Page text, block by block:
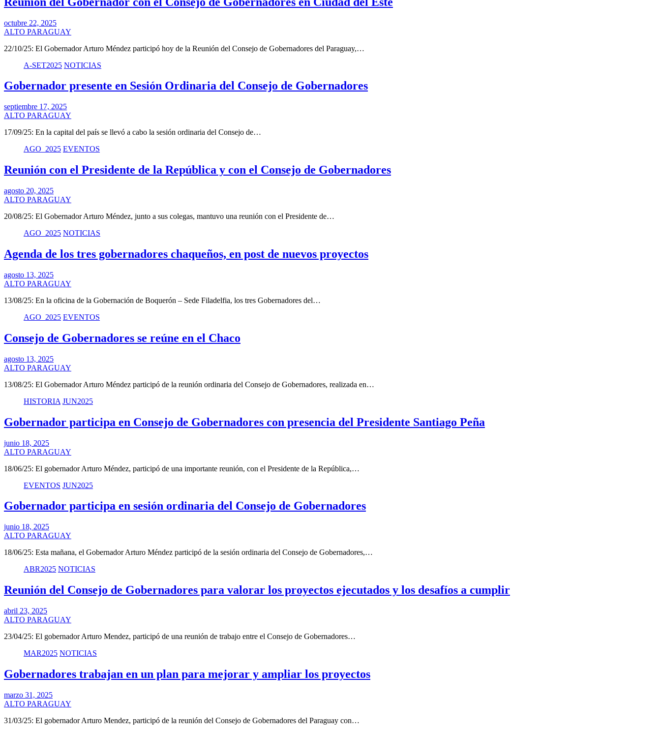
octubre 22, 2025
ALTO PARAGUAY
22/10/25: El Gobernador Arturo Méndez participó hoy de la Reunión del Consejo de Gobernadores del Paraguay,…
A-SET2025 NOTICIAS
Gobernador presente en Sesión Ordinaria del Consejo de Gobernadores
septiembre 17, 2025
ALTO PARAGUAY
17/09/25: En la capital del país se llevó a cabo la sesión ordinaria del Consejo de…
AGO_2025 EVENTOS
Reunión con el Presidente de la República y con el Consejo de Gobernadores
agosto 20, 2025
ALTO PARAGUAY
20/08/25: El Gobernador Arturo Méndez, junto a sus colegas, mantuvo una reunión con el Presidente de…
AGO_2025 NOTICIAS
Agenda de los tres gobernadores chaqueños, en post de nuevos proyectos
agosto 13, 2025
ALTO PARAGUAY
13/08/25: En la oficina de la Gobernación de Boquerón – Sede Filadelfia, los tres Gobernadores del…
AGO_2025 EVENTOS
Consejo de Gobernadores se reúne en el Chaco
agosto 13, 2025
ALTO PARAGUAY
13/08/25: El Gobernador Arturo Méndez participó de la reunión ordinaria del Consejo de Gobernadores, realizada en…
HISTORIA JUN2025
Gobernador participa en Consejo de Gobernadores con presencia del Presidente Santiago Peña
junio 18, 2025
ALTO PARAGUAY
18/06/25: El gobernador Arturo Méndez, participó de una importante reunión, con el Presidente de la República,…
EVENTOS JUN2025
Gobernador participa en sesión ordinaria del Consejo de Gobernadores
junio 18, 2025
ALTO PARAGUAY
18/06/25: Esta mañana, el Gobernador Arturo Méndez participó de la sesión ordinaria del Consejo de Gobernadores,…
ABR2025 NOTICIAS
Reunión del Consejo de Gobernadores para valorar los proyectos ejecutados y los desafíos a cumplir
abril 23, 2025
ALTO PARAGUAY
23/04/25: El gobernador Arturo Mendez, participó de una reunión de trabajo entre el Consejo de Gobernadores…
MAR2025 NOTICIAS
Gobernadores trabajan en un plan para mejorar y ampliar los proyectos
marzo 31, 2025
ALTO PARAGUAY
31/03/25: El gobernador Arturo Mendez, participó de la reunión del Consejo de Gobernadores del Paraguay con…